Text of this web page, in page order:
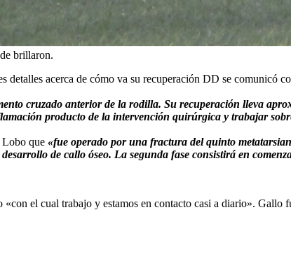
brillaron.
detalles acerca de cómo va su recuperación DD se
cruzado anterior de la rodilla. Su recuperación lleva
producto de la intervención quirúrgica y trabajar
Lobo que «fue operado por una fractura del quinto
de callo óseo. La segunda fase consistirá en
el cual trabajo y estamos en contacto casi a diario». Gallo